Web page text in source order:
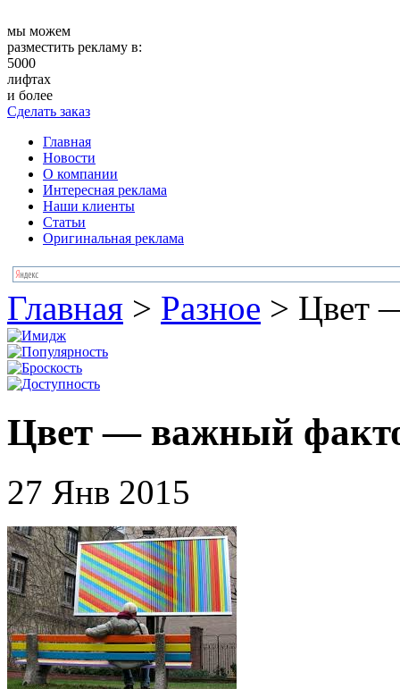
мы можем
разместить рекламу в:
5000
лифтах
и более
Сделать заказ
Главная
Новости
О компании
Интересная реклама
Наши клиенты
Статьи
Оригинальная реклама
Главная > Разное > Цвет
Цвет — важный
27 Янв 2015